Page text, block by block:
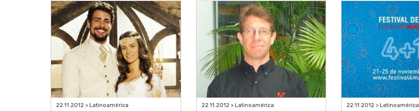
22.11.2012 > Latinoamérica 22.11.2012 > Latinoamérica 22.11.2012 > Latinoamérica